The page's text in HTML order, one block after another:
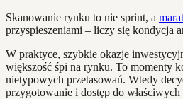
Skanowanie rynku to nie sprint, a
przyspieszeniami – liczy się kondycja
W praktyce, szybkie okazje
większość śpi na rynku. To momenty
nietypowych przetasowań. Wtedy
przygotowanie i dostęp do właściwych